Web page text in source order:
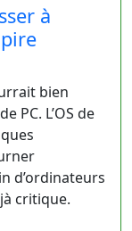
à
bien
PC. L’OS de
d’ordinateurs
critique.